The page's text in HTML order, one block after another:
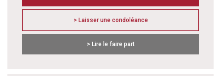
> Laisser une condoléance
> Lire le faire part